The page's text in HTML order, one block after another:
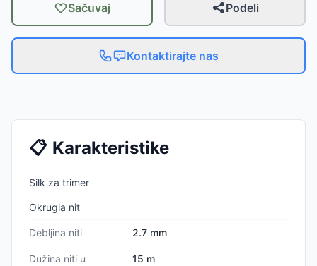
Sačuvaj Podeli
Kontaktirajte nas
📋 Karakteristike
Silk za trimer
Okrugla nit
Debljina niti 2.7 mm
Dužina niti u
15 m